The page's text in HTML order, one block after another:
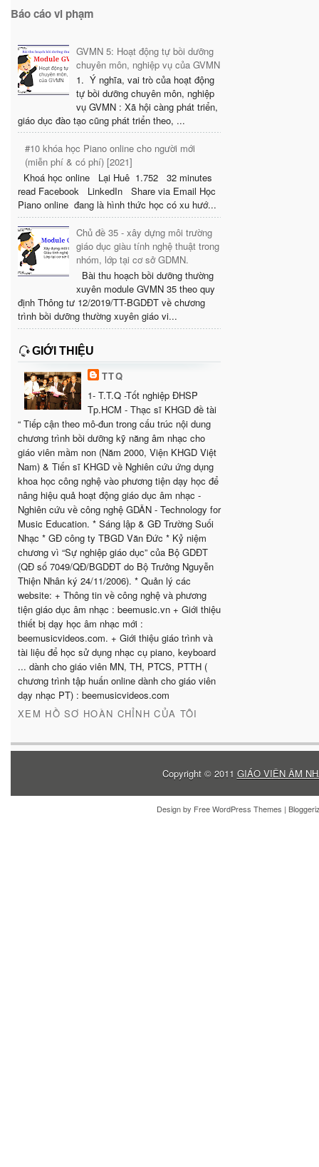
Báo cáo vi phạm
GVMN 5: Hoạt động tự bồi dưỡng
chuyên môn, nghiệp vụ của GVMN
1. Ý nghĩa, vai trò của hoạt động
tự bồi dưỡng chuyên môn, nghiệp
vụ GVMN : Xã hội càng phát triển,
giáo dục đào tạo cũng phát triển theo, ...
#10 khóa học Piano online cho người mới
(miễn phí & có phí) [2021]
Khoá học online Lại Huê 1.752 32 minutes
read Facebook LinkedIn Share via Email Học
Piano online đang là hình thức học có xu hướ...
Chủ đề 35 - xây dựng môi trường
giáo dục giàu tính nghệ thuật trong
nhóm, lớp tại cơ sở GDMN.
Bài thu hoạch bồi dưỡng thường
xuyên module GVMN 35 theo quy
định Thông tư 12/2019/TT-BGDĐT về chương
trình bồi dưỡng thường xuyên giáo vi...
GIỚI THIỆU
TTQ
1- T.T.Q -Tốt nghiệp ĐHSP
Tp.HCM - Thạc sĩ KHGD đề tài
“ Tiếp cận theo mô-đun trong cấu trúc nội dung
chương trình bồi dưỡng kỹ năng âm nhạc cho
giáo viên mầm non (Năm 2000, Viện KHGD Việt
Nam) & Tiến sĩ KHGD về Nghiên cứu ứng dụng
khoa học công nghệ vào phương tiện dạy học để
nâng hiệu quả hoạt động giáo dục âm nhạc -
Nghiên cứu về công nghệ GDÂN - Technology for
Music Education. * Sáng lập & GĐ Trường Suối
Nhạc * GĐ công ty TBGD Văn Đức * Kỷ niệm
chương vì “Sự nghiệp giáo dục” của Bộ GDĐT
(QĐ số 7049/QĐ/BGDĐT do Bộ Trưởng Nguyễn
Thiện Nhân ký 24/11/2006). * Quản lý các
website: + Thông tin về công nghệ và phương
tiện giáo dục âm nhạc : beemusic.vn + Giới thiệu
thiết bị dạy học âm nhạc mới :
beemusicvideos.com. + Giới thiệu giáo trình và
tài liệu để học sử dụng nhạc cụ piano, keyboard
... dành cho giáo viên MN, TH, PTCS, PTTH (
chương trình tập huấn online dành cho giáo viên
dạy nhạc PT) : beemusicvideos.com
XEM HỒ SƠ HOÀN CHỈNH CỦA TÔI
Copyright © 2011 GIÁO VIÊN ÂM
Design by Free WordPress Themes |